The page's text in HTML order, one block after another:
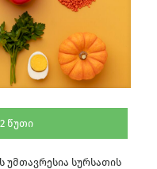
2 წუთი
უმთავრესია სურსათის